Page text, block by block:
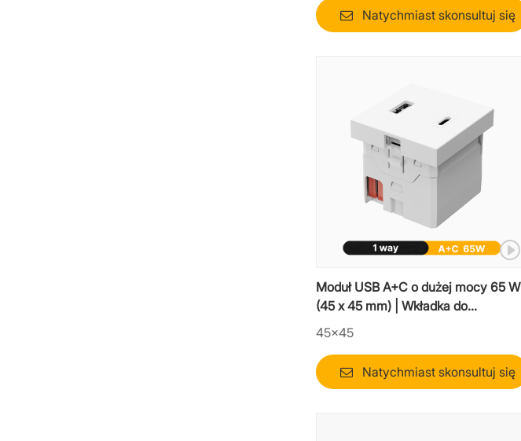
Natychmiast skonsultuj się
Moduł USB A+C o dużej mocy 65 W
(45 x 45 mm) | Wkładka do
ładowania laptopa Mosaic
45×45
Natychmiast skonsultuj się